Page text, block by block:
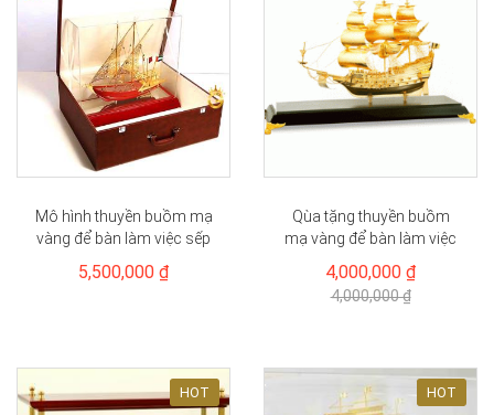
Mô hình thuyền buồm mạ
vàng để bàn làm việc sếp
5,500,000 ₫
Qùa tặng thuyền buồm
mạ vàng để bàn làm việc
lãnh đạo ý...
4,000,000 ₫
4,000,000 ₫
HOT HOT